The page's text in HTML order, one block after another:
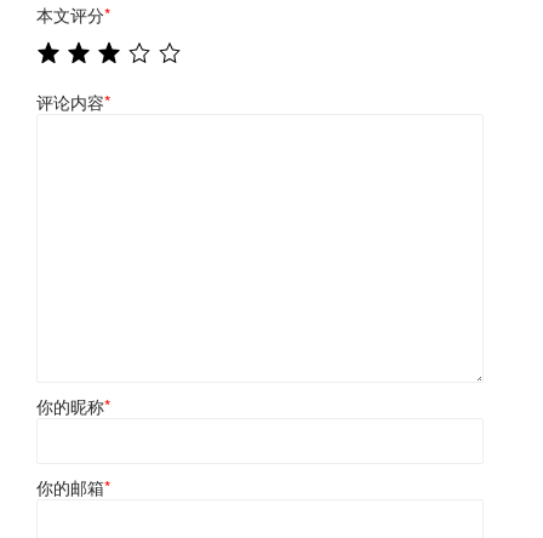
本文评分*
评论内容*
你的昵称*
你的邮箱*